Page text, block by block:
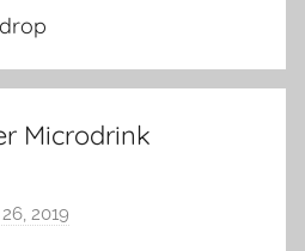
Microdrink
2019